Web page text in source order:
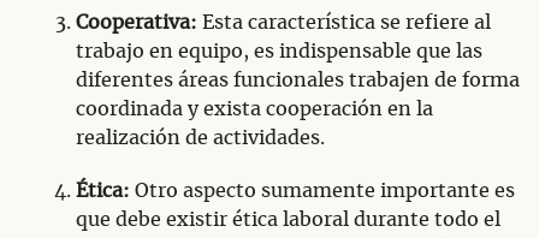
Cooperativa: Esta característica se refiere al
trabajo en equipo, es indispensable que las
diferentes áreas funcionales trabajen de forma
coordinada y exista cooperación en la
realización de actividades.
Ética: Otro aspecto sumamente importante es
que debe existir ética laboral durante todo el